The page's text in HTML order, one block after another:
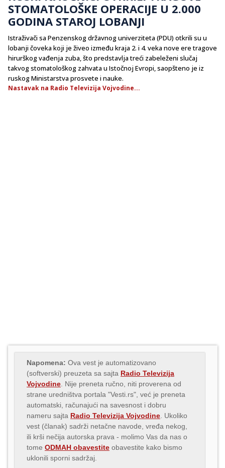
STOMATOLOŠKE OPERACIJE U 2.000
GODINA STAROJ LOBANJI
Istraživači sa Penzenskog državnog univerziteta (PDU) otkrili su u
lobanji čoveka koji je živeo između kraja 2. i 4. veka nove ere tragove
hirurškog vađenja zuba, što predstavlja treći zabeleženi slučaj
takvog stomatološkog zahvata u Istočnoj Evropi, saopšteno je iz
ruskog Ministarstva prosvete i nauke.
Nastavak na Radio Televizija Vojvodine...
Napomena: Ova vest je automatizovano
(softverski) preuzeta sa sajta Radio Televizija
Vojvodine . Nije preneta ručno, niti proverena od
strane uredništva portala "Vesti.rs", već je preneta
automatski, računajući na savesnost i dobru
nameru sajta Radio Televizija Vojvodine . Ukoliko
vest (članak) sadrži netačne navode, vređa nekog,
ili krši nečija autorska prava - molimo Vas da nas o
tome ODMAH obavestite obavestite kako bismo
uklonili sporni sadržaj.